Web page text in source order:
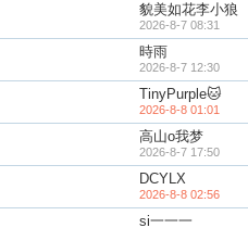
貌美如花李小狼
2026-8-7 08:31
時雨
2026-8-7 12:30
TinyPurple🐱
2026-8-8 01:01
高山o我梦
2026-8-7 17:50
DCYLX
2026-8-8 02:56
si一一一